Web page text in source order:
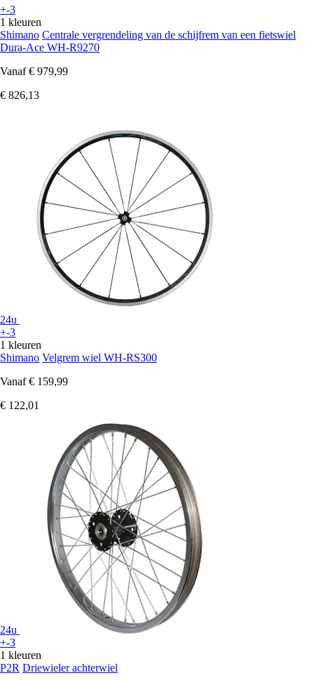
+-3
1 kleuren
Shimano Centrale vergrendeling van de schijfrem van een fietswiel
Dura-Ace WH-R9270
Vanaf € 979,99
€ 826,13
24u
+-3
1 kleuren
Shimano Velgrem wiel WH-RS300
Vanaf € 159,99
€ 122,01
24u
+-3
1 kleuren
P2R Driewieler achterwiel